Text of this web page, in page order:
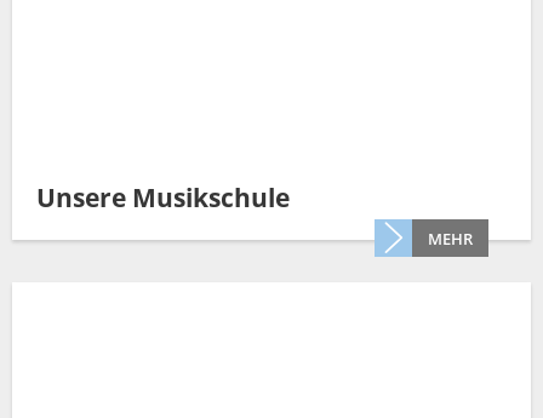
Unsere Musikschule
MEHR